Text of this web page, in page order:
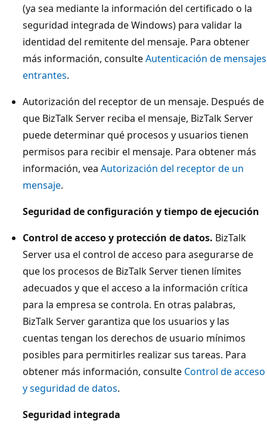
(ya sea mediante la información del certificado o la
seguridad integrada de Windows) para validar la
identidad del remitente del mensaje. Para obtener
más información, consulteAutenticación de mensajes
entrantes.
Autorización del receptor de un mensaje. Después de
que BizTalk Server reciba el mensaje, BizTalk Server
puede determinar qué procesos y usuarios tienen
permisos para recibir el mensaje. Para obtener más
información, vea Autorización del receptor de un
mensaje.
Seguridad de configuración y tiempo de ejecución
Control de acceso y protección de datos. BizTalk
Server usa el control de acceso para asegurarse de
que los procesos de BizTalk Server tienen límites
adecuados y que el acceso a la información crítica
para la empresa se controla. En otras palabras,
BizTalk Server garantiza que los usuarios y las
cuentas tengan los derechos de usuario mínimos
posibles para permitirles realizar sus tareas. Para
obtener más información, consulte Control de acceso
y seguridad de datos.
Seguridad integrada